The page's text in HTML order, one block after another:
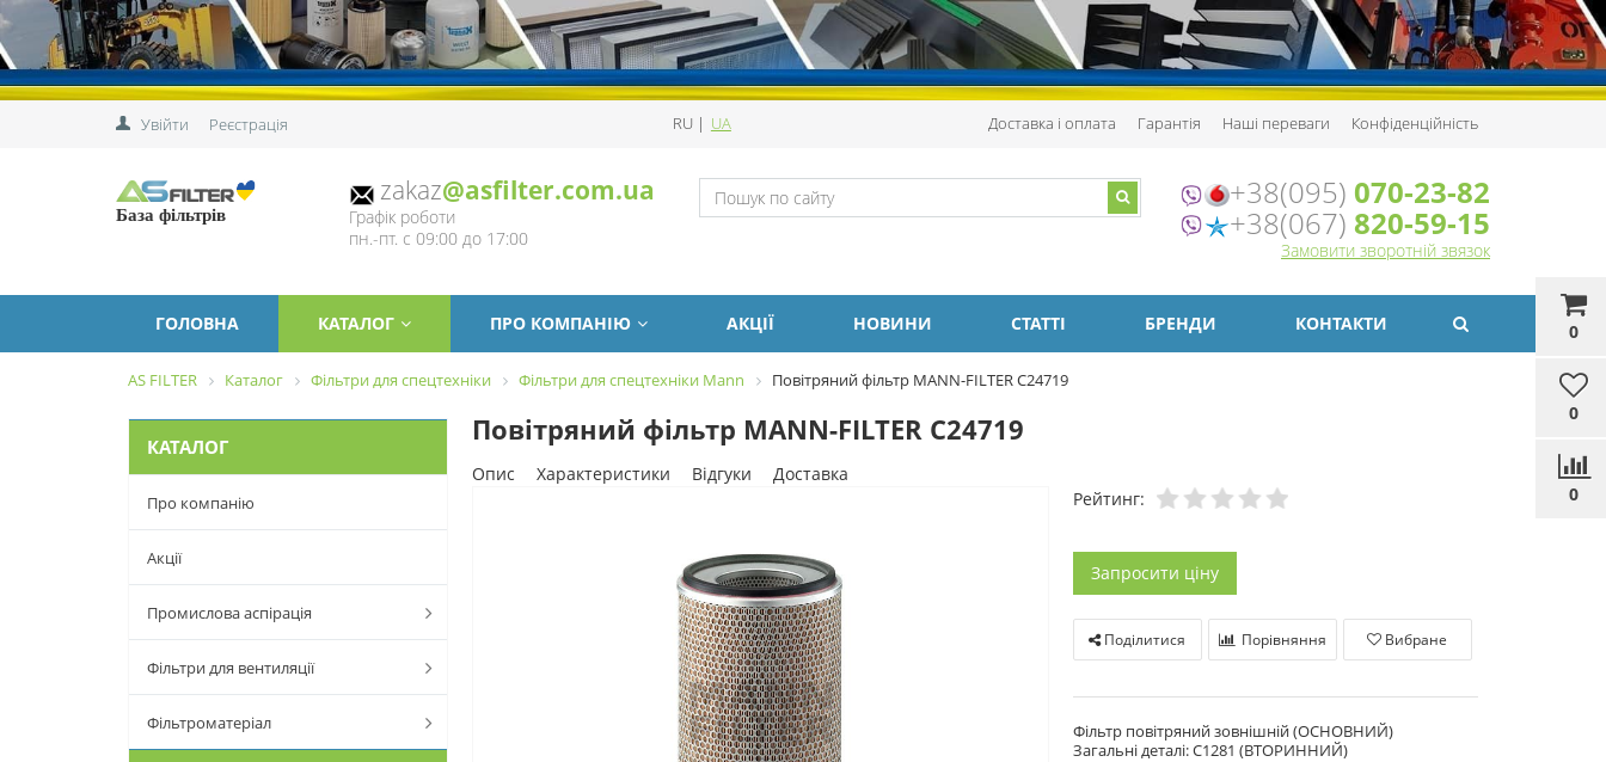
Увійти Реєстрація RU | UA Доставка і оплата Гарантія Наші переваги Конфіденційність
0
0
0
База фільтрів
zakaz@asfilter.com.ua
Графік роботи
пн.-пт. с 09:00 до 17:00
+38(095) 070-23-82
+38(067) 820-59-15
Замовити зворотній звязок
ГОЛОВНА КАТАЛОГ ПРО КОМПАНІЮ АКЦІЇ НОВИНИ СТАТТІ БРЕНДИ КОНТАКТИ
AS FILTER Каталог Фільтри для спецтехніки Фільтри для спецтехніки Mann Повітряний фільтр MANN-FILTER C24719
КАТАЛОГ
Про компанію
Акції
Промислова аспірація
Фільтри для вентиляції
Фільтроматеріал
Повітряний фільтр MANN-FILTER C24719
Опис Характеристики Відгуки
Доставка
Рейтинг:
Запросити ціну
Поділитися Порівняння Вибране
Фільтр повітряний зовнішній (ОСНОВНИЙ)
Загальні деталі: C1281 (ВТОРИННИЙ)